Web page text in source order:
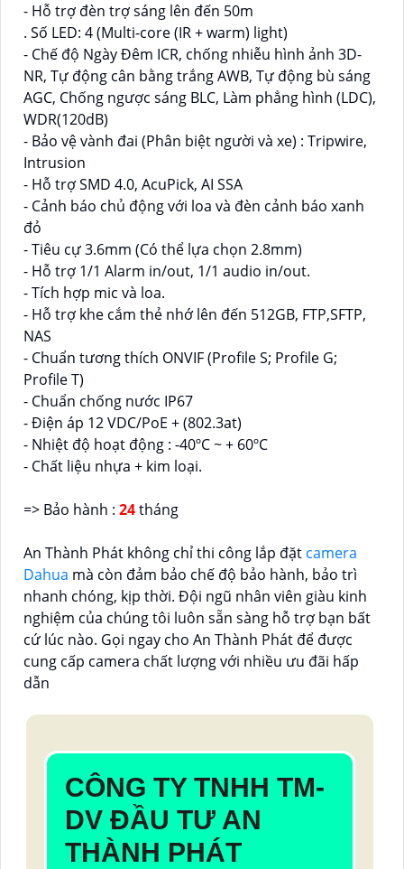
- Hỗ trợ đèn trợ sáng lên đến 50m
. Số LED: 4 (Multi-core (IR + warm) light)
- Chế độ Ngày Đêm ICR, chống nhiễu hình ảnh 3D-
NR, Tự động cân bằng trắng AWB, Tự động bù sáng
AGC, Chống ngược sáng BLC, Làm phẳng hình (LDC),
WDR(120dB)
- Bảo vệ vành đai (Phân biệt người và xe) : Tripwire,
Intrusion
- Hỗ trợ SMD 4.0, AcuPick, AI SSA
- Cảnh báo chủ động với loa và đèn cảnh báo xanh
đỏ
- Tiêu cự 3.6mm (Có thể lựa chọn 2.8mm)
- Hỗ trợ 1/1 Alarm in/out, 1/1 audio in/out.
- Tích hợp mic và loa.
- Hỗ trợ khe cắm thẻ nhớ lên đến 512GB, FTP,SFTP,
NAS
- Chuẩn tương thích ONVIF (Profile S; Profile G;
Profile T)
- Chuẩn chống nước IP67
- Điện áp 12 VDC/PoE + (802.3at)
- Nhiệt độ hoạt động : -40ºC ~ + 60ºC
- Chất liệu nhựa + kim loại.
=> Bảo hành : 24tháng
An Thành Phát không chỉ thi công lắp đặt camera
Dahua mà còn đảm bảo chế độ bảo hành, bảo trì
nhanh chóng, kịp thời. Đội ngũ nhân viên giàu kinh
nghiệm của chúng tôi luôn sẵn sàng hỗ trợ bạn bất
cứ lúc nào. Gọi ngay cho An Thành Phát để được
cung cấp camera chất lượng với nhiều ưu đãi hấp
dẫn
CÔNG TY TNHH TM-
DV ĐẦU TƯ AN
THÀNH PHÁT